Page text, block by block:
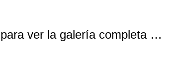
ver la galería completa …